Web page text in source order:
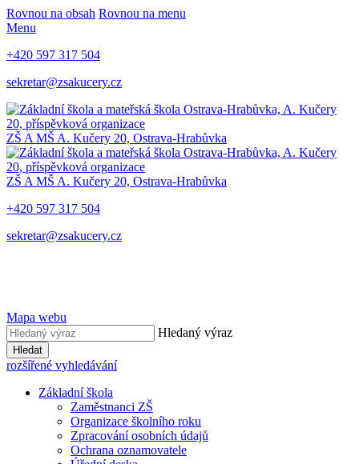
Rovnou na obsah Rovnou na menu
Menu
+420 597 317 504
sekretar@zsakucery.cz
ZŠ A MŠ A. Kučery 20, Ostrava-Hrabůvka
ZŠ A MŠ A. Kučery 20, Ostrava-Hrabůvka
+420 597 317 504
sekretar@zsakucery.cz
Mapa webu
Hledaný výraz
Hledat
rozšířené vyhledávání
Základní škola
Zaměstnanci ZŠ
Organizace školního roku
Zpracování osobních údajů
Ochrana oznamovatele